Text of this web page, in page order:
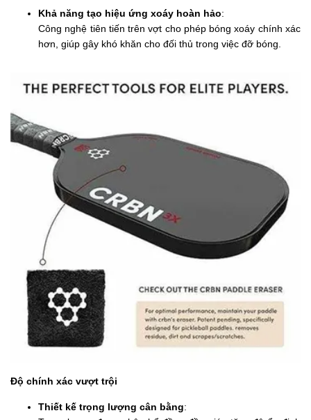
Khả năng tạo hiệu ứng xoáy hoàn hảo:
Công nghệ tiên tiến trên vợt cho phép bóng xoáy chính xác
hơn, giúp gây khó khăn cho đối thủ trong việc đỡ bóng.
Độ chính xác vượt trội
Thiết kế trọng lượng cân bằng: